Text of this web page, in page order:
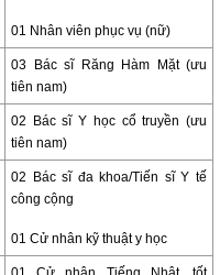
01 Nhân viên phục vụ (nữ)
03 Bác sĩ Răng Hàm Mặt (ưu
tiên nam)
02 Bác sĩ Y học cổ truyền (ưu
tiên nam)
02 Bác sĩ đa khoa/Tiến sĩ Y tế
công cộng
01 Cử nhân kỹ thuật y học